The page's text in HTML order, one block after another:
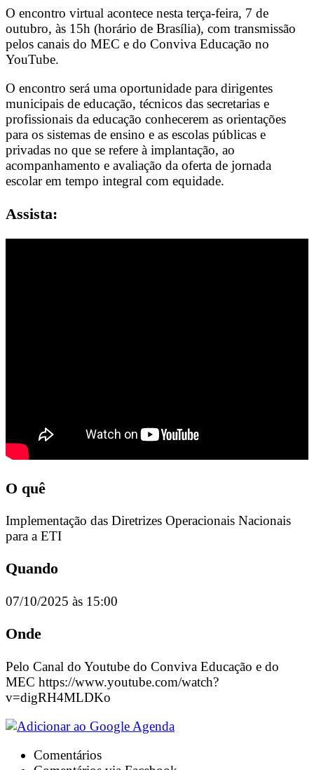
O encontro virtual acontece nesta terça-feira, 7 de
outubro, às 15h (horário de Brasília), com transmissão
pelos canais do MEC e do Conviva Educação no
YouTube.
O encontro será uma oportunidade para dirigentes
municipais de educação, técnicos das secretarias e
profissionais da educação conhecerem as orientações
para os sistemas de ensino e as escolas públicas e
privadas no que se refere à implantação, ao
acompanhamento e avaliação da oferta de jornada
escolar em tempo integral com equidade.
Assista:
O quê
Implementação das Diretrizes Operacionais Nacionais
para a ETI
Quando
07/10/2025 às 15:00
Onde
Pelo Canal do Youtube do Conviva Educação e do
MEC https://www.youtube.com/watch?
v=digRH4MLDKo
Comentários